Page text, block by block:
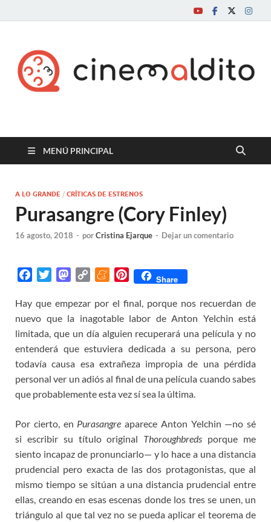
Cine maldito
MENÚ PRINCIPAL
A LO GRANDE / CRÍTICAS DE ESTRENOS
Purasangre (Cory Finley)
16 agosto, 2018 - porCristina Ejarque - Dejar un comentario
c
e
b
o
o
k
t
t
e
r
M
s
t
o
d
o
n
p
y
L
i
n
k
M
n
e
a
m
e
P
n
t
e
r
e
s
t
Share
Hay que empezar por el final, porque nos recuerdan de
nuevo que la inagotable labor de Anton Yelchin está
limitada, que un día alguien recuperará una película y no
entenderá que estuviera dedicada a su persona, pero
todavía causa esa extrañeza impropia de una pérdida
personal ver un adiós al final de una película cuando sabes
que probablemente esta vez sí sea la última.
Por cierto, en Purasangre aparece Anton Yelchin —no sé
si escribir su título original Thoroughbreds porque me
siento incapaz de pronunciarlo— y lo hace a una distancia
prudencial pero exacta de las dos protagonistas, que al
mismo tiempo se sitúan a una distancia prudencial entre
ellas, creando en esas escenas donde los tres se unen, un
triángulo al que tal vez no se pueda aplicar el teorema de